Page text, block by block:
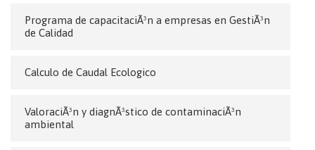
Programa de capacitaciÃ³n a empresas en GestiÃ³n
de Calidad
Calculo de Caudal Ecologico
ValoraciÃ³n y diagnÃ³stico de contaminaciÃ³n
ambiental